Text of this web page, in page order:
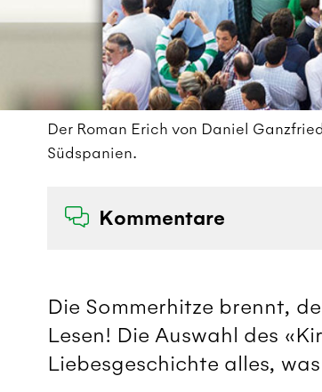
Der Roman Erich von Daniel
Südspanien.
Kommentare
Die Sommerhitze brennt,
Lesen! Die Auswahl des
Liebesgeschichte alles,